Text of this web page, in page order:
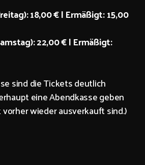
18,00 €|Ermäßigt: 15,00
22,00 € |Ermäßigt:
sind die Tickets deutlich
eine Abendkasse geben
wieder ausverkauft sind.)